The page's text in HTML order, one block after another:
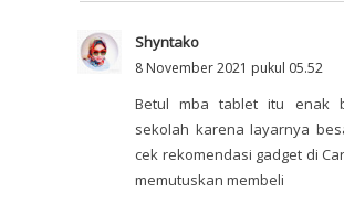
Shyntako
8 November 2021 pukul 05.52
Betul mba tablet itu enak
sekolah karena layarnya
cek rekomendasi gadget di
memutuskan membeli